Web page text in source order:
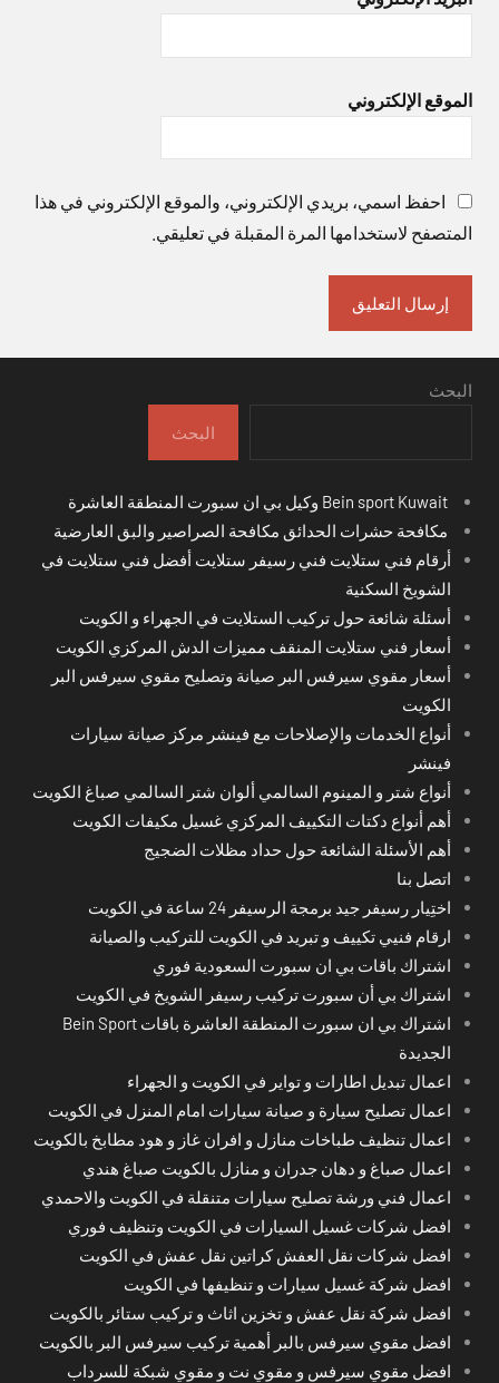
الموقع الإلكتروني
احفظ اسمي، بريدي الإلكتروني، والموقع الإلكتروني في هذا
المتصفح لاستخدامها المرة المقبلة في تعليقي.
البحث
البحث
مكافحة حشرات الحدائق مكافحة الصراصير والبق العارضية
أرقام فني ستلايت فني رسيفر ستلايت أفضل فني ستلايت في
الشويخ السكنية
أسئلة شائعة حول تركيب الستلايت في الجهراء و الكويت
أسعار فني ستلايت المنقف مميزات الدش المركزي الكويت
أسعار مقوي سيرفس البر صيانة وتصليح مقوي سيرفس البر
الكويت
أنواع الخدمات والإصلاحات مع فينشر مركز صيانة سيارات
فينشر
أنواع شتر و المينوم السالمي ألوان شتر السالمي صباغ الكويت
أهم أنواع دكتات التكييف المركزي غسيل مكيفات الكويت
أهم الأسئلة الشائعة حول حداد مظلات الضجيج
اتصل بنا
اختِيار رسيفر جيد برمجة الرسيفر 24 ساعة في الكويت
ارقام فنيي تكييف و تبريد في الكويت للتركيب والصيانة
اشتراك باقات بي ان سبورت السعودية فوري
اشتراك بي أن سبورت تركيب رسيفر الشويخ في الكويت
اشتراك بي ان سبورت المنطقة العاشرة باقات Bein Sport
الجديدة
اعمال تبديل اطارات و تواير في الكويت و الجهراء
اعمال تصليح سيارة و صيانة سيارات امام المنزل في الكويت
اعمال تنظيف طباخات منازل و افران غاز و هود مطابخ بالكويت
اعمال صباغ و دهان جدران و منازل بالكويت صباغ هندي
اعمال فني ورشة تصليح سيارات متنقلة في الكويت والاحمدي
افضل شركات غسيل السيارات في الكويت وتنظيف فوري
افضل شركات نقل العفش كراتين نقل عفش في الكويت
افضل شركة غسيل سيارات و تنظيفها في الكويت
افضل شركة نقل عفش و تخزين اثاث و تركيب ستائر بالكويت
افضل مقوي سيرفس بالبر أهمية تركيب سيرفس البر بالكويت
افضل مقوي سيرفس و مقوي نت و مقوي شبكة للسرداب